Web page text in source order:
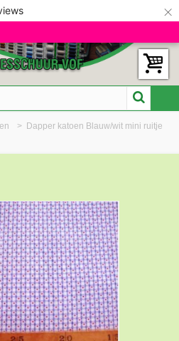
×
> Dapper katoen Blauw/wit mini ruitje